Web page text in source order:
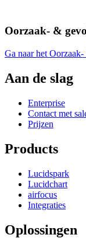
Oorzaak- &
Ga naar het
Aan de slag
Enterprise
Contact met
Prijzen
Products
Lucidspark
Lucidchart
airfocus
Integraties
Oplossingen